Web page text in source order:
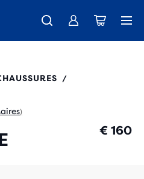
là - Acheter Femme Homme
- Acheter maintenant
achats de plus de € 100
/
)
€ 160